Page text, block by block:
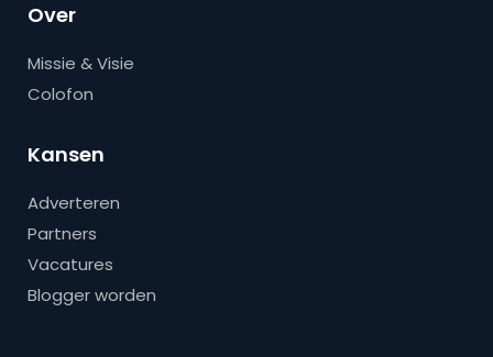
Over
Missie & Visie
Colofon
Kansen
Adverteren
Partners
Vacatures
Blogger worden